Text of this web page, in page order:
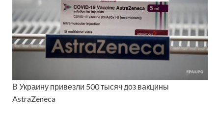
В Украину привезли 500 тысяч доз вакцины
AstraZeneca